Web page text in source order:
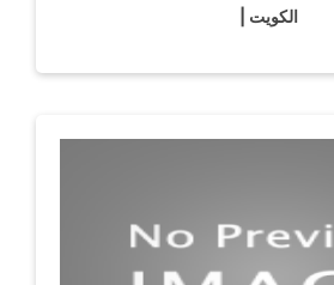
الكويت |